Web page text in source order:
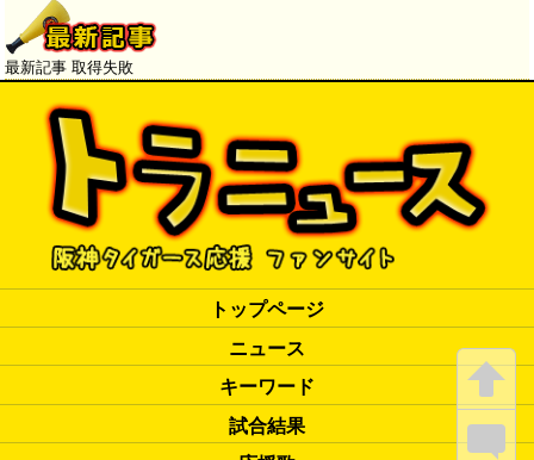
候補に
最新記事 取得失敗
トップページ
ニュース
キーワード
試合結果